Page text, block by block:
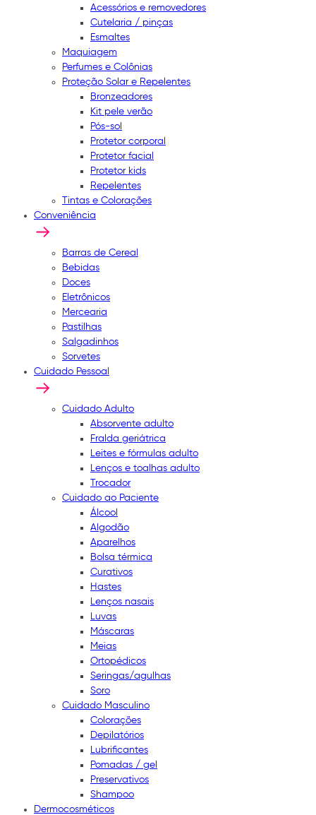
Acessórios e removedores
Cutelaria / pinças
Esmaltes
Maquiagem
Perfumes e Colônias
Proteção Solar e Repelentes
Bronzeadores
Kit pele verão
Pós-sol
Protetor corporal
Protetor facial
Protetor kids
Repelentes
Tintas e Colorações
Conveniência
Barras de Cereal
Bebidas
Doces
Eletrônicos
Mercearia
Pastilhas
Salgadinhos
Sorvetes
Cuidado Pessoal
Cuidado Adulto
Absorvente adulto
Fralda geriátrica
Leites e fórmulas adulto
Lenços e toalhas adulto
Trocador
Cuidado ao Paciente
Álcool
Algodão
Aparelhos
Bolsa térmica
Curativos
Hastes
Lenços nasais
Luvas
Máscaras
Meias
Ortopédicos
Seringas/agulhas
Soro
Cuidado Masculino
Colorações
Depilatórios
Lubrificantes
Pomadas / gel
Preservativos
Shampoo
Dermocosméticos